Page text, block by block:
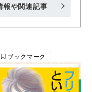
『風の靴』（講談
あと』（カドカ
光』より｢石の記
報や関連記事
ブックマーク